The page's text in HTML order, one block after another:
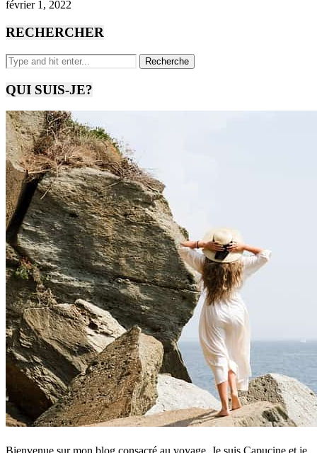
février 1, 2022
RECHERCHER
QUI SUIS-JE?